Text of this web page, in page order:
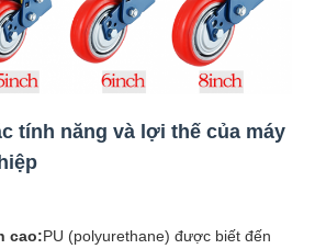
tính năng và lợi thế của máy
cao:PU (polyurethane) được biết đến